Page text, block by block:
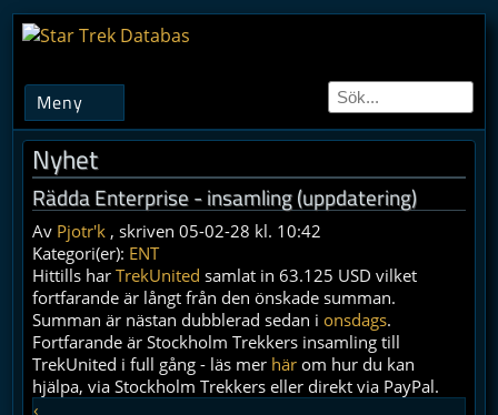
Nyhet
Rädda Enterprise - insamling (uppdatering)
Av Pjotr'k , skriven 05-02-28 kl. 10:42
Kategori(er): ENT
Hittills harTrekUnited samlat in 63.125 USD vilket
fortfarande är långt från den önskade summan.
Summan är nästan dubblerad sedan ionsdags.
Fortfarande är Stockholm Trekkers insamling till
TrekUnited i full gång - läs mer här om hur du kan
hjälpa, via Stockholm Trekkers eller direkt via PayPal.
‹
Meny